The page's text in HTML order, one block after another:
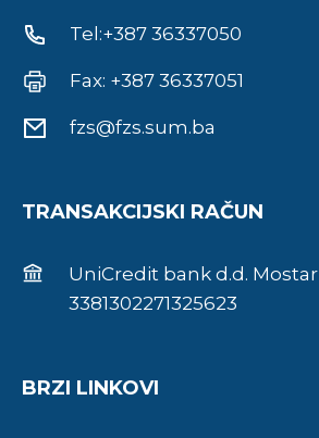
Tel:+387 36337050
Fax: +387 36337051
fzs@fzs.sum.ba
TRANSAKCIJSKI RAČUN
UniCredit bank d.d. Mostar
3381302271325623
BRZI LINKOVI